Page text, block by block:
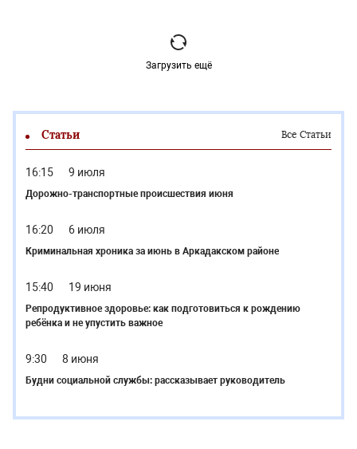
Загрузить ещё
Статьи Все Статьи
16:15 9 июля
Дорожно-транспортные происшествия июня
16:20 6 июля
Криминальная хроника за июнь в Аркадакском районе
15:40 19 июня
Репродуктивное здоровье: как подготовиться к рождению
ребёнка и не упустить важное
9:30 8 июня
Будни социальной службы: рассказывает руководитель